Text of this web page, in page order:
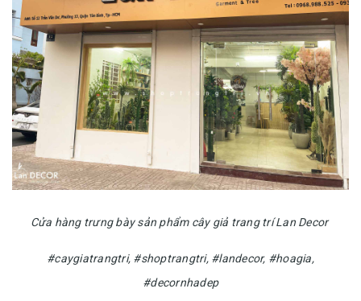
Cửa hàng trưng bày sản phẩm cây giả trang trí Lan Decor
#caygiatrangtri, #shoptrangtri, #landecor, #hoagia,
#decornhadep